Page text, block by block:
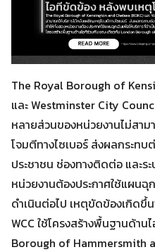
The Royal Borough of
และ Westminster City
หลายส่วนของหน่วยงานไม่สา
โจมตีทางไซเบอร์ ส่งผลกระท
ประชาชน ช่องทางติดต่อ และร
หน่วยงานต้องประกาศใช้แผนฉุ
ดำเนินต่อไป เหตุขัดข้องเกิดขึ้
WCC ใช้โครงสร้างพื้นฐานด้า
Borough of Hammersmith